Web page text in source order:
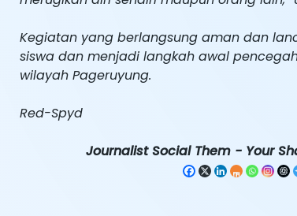
Kegiatan yang berlangsung aman dan
siswa dan menjadi langkah awal
wilayah Pageruyung.
Red-Spyd
Journalist Social Them - Your